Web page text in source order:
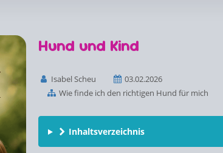
Hund und Kind
Isabel Scheu
03.02.2026
Wie finde ich den richtigen Hund für mich
Inhaltsverzeichnis